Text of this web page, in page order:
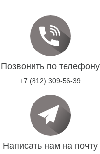
Позвонить по телефону
+7 (812) 309-56-39
Написать нам на почту